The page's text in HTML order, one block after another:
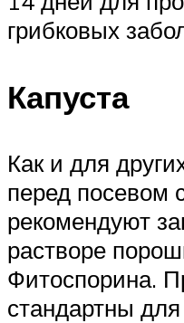
грибковых
Капуста
Как и для
перед посевом
рекомендуют
растворе
Фитоспорина.
стандартны